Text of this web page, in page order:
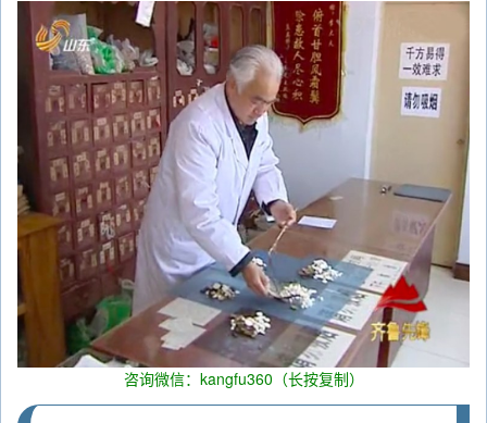
咨询微信：kangfu360（长按复制）